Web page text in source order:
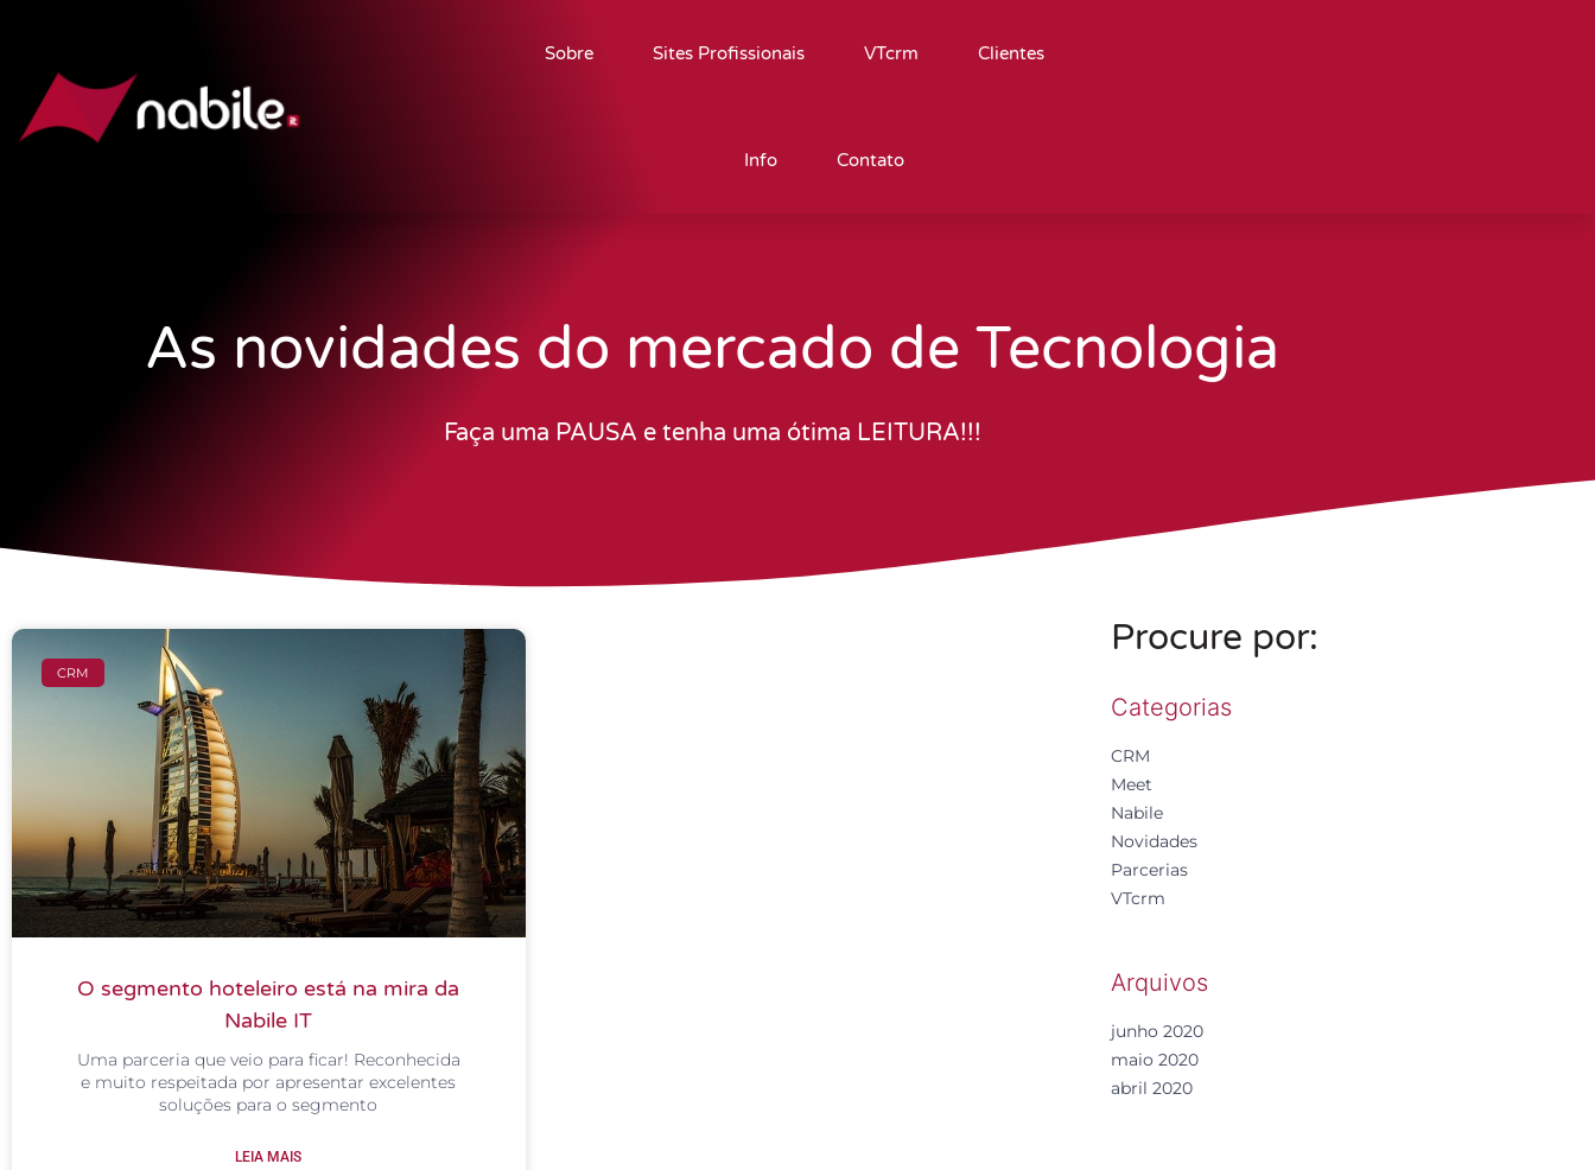
Sobre Sites Profissionais VTcrm Clientes
Info Contato
As novidades do mercado de Tecnologia
Faça uma PAUSA e tenha uma ótima LEITURA!!!
CRM
O segmento hoteleiro está na mira da
Nabile IT
Uma parceria que veio para ficar! Reconhecida
e muito respeitada por apresentar excelentes
soluções para o segmento
LEIA MAIS
Procure por:
Categorias
CRM
Meet
Nabile
Novidades
Parcerias
VTcrm
Arquivos
junho 2020
maio 2020
abril 2020